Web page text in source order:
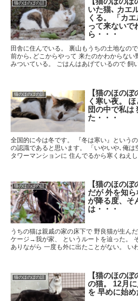
猫のほのぼの話
いた猫､ カエ
くる。 「カ
って来ないで
ら・・・
田舎に住んでいる。 裏山もうちの土地なの
前から､どこからやって 来たのかわからない
みついている。 ごはんはあげているので 飼
猫のほのぼの話
【猫のほの
く寒い夜。
団の中で私は
た・・・
全国的に今は冬です。 『冬は寒い』という
の認識であると思います。 「いやいや､俺は
タワーマンションに 住んでるから寒くねえし
猫のほのぼの話
【猫のほの
だが 外を知
が降る度、そ
は・・・
うちの猫は親戚の家の床下で 野良猫が生ん
ケージ→我が家、 というルートを辿った。
ありながら 一度も外に出たことがない。 い
猫のほのぼの話
【猫のほの
の猫。 12月
を 早めに始め